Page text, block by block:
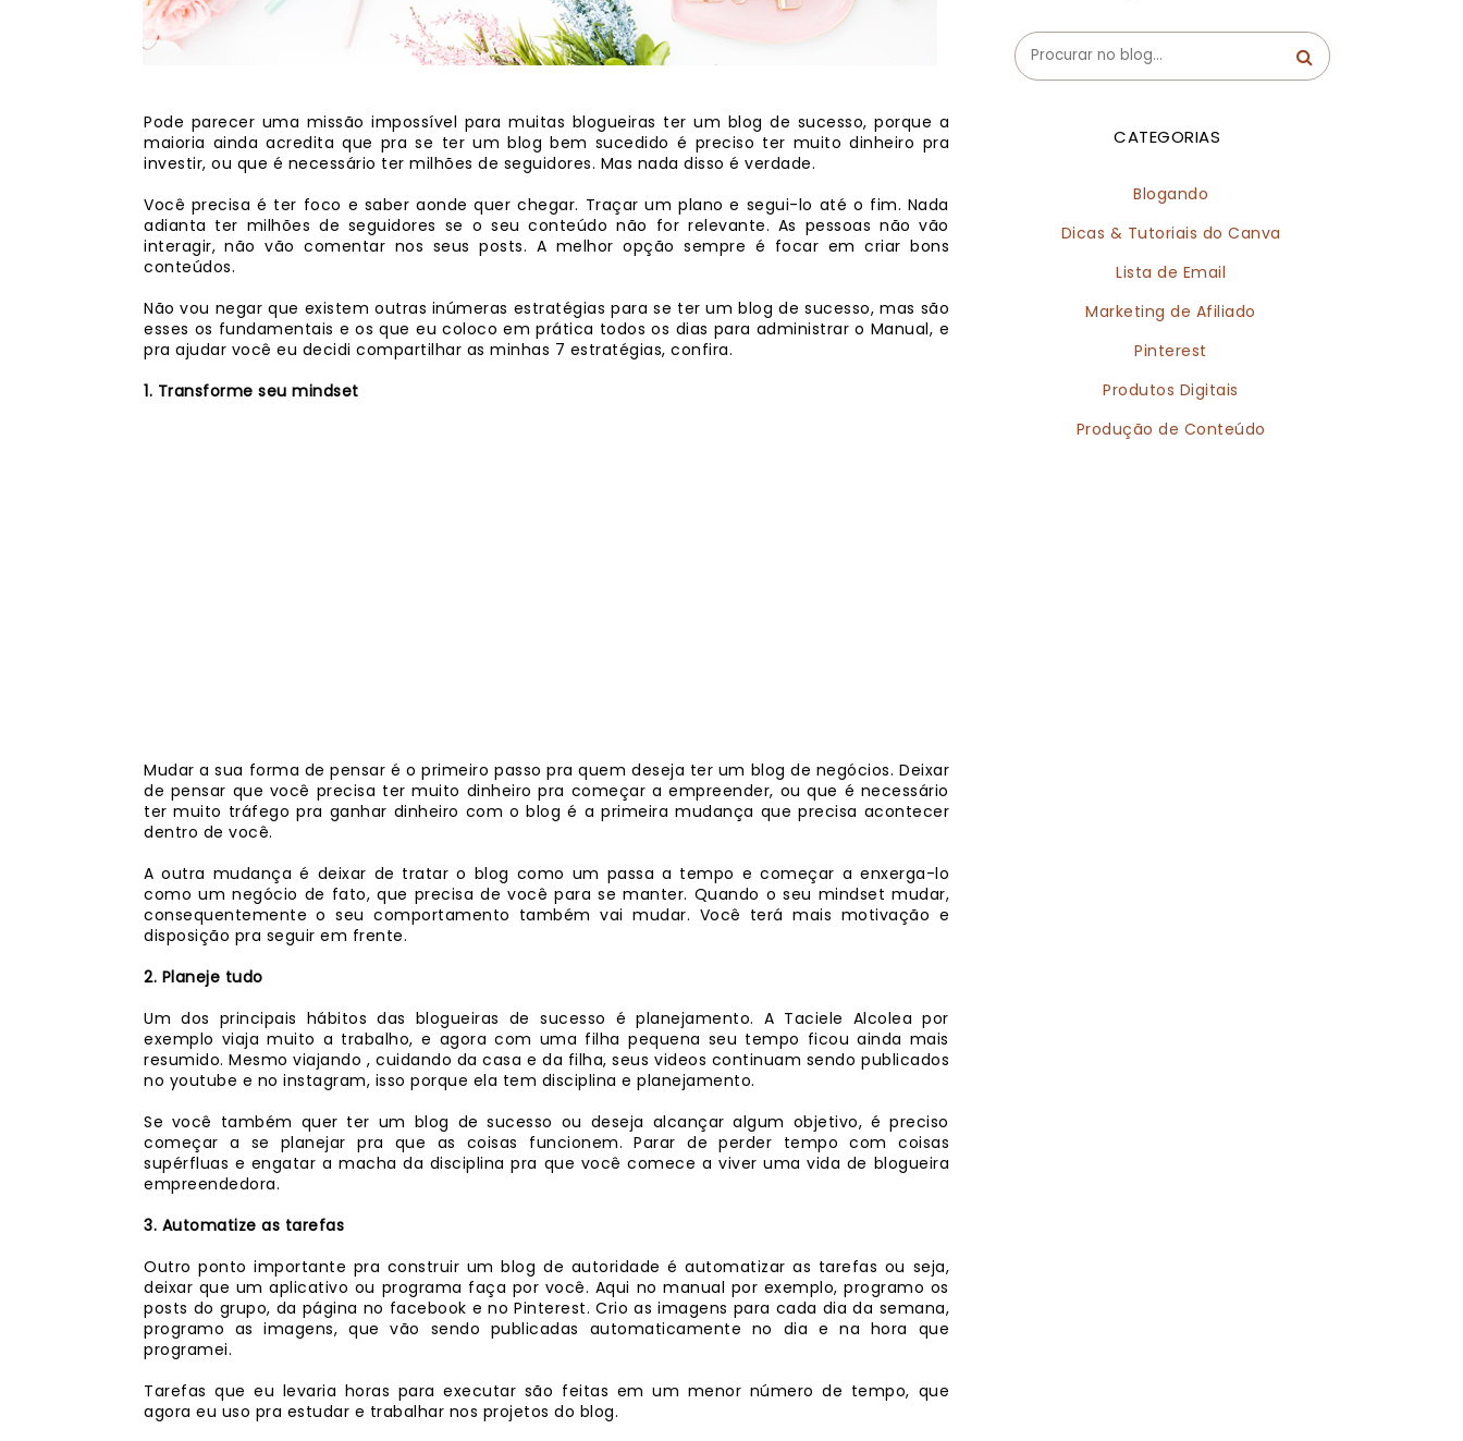
Pode parecer uma missão impossível para muitas blogueiras ter um blog de sucesso, porque a
maioria ainda acredita que pra se ter um blog bem sucedido é preciso ter muito dinheiro pra
investir, ou que é necessário ter milhões de seguidores. Mas nada disso é verdade.
Você precisa é ter foco e saber aonde quer chegar. Traçar um plano e segui-lo até o fim. Nada
adianta ter milhões de seguidores se o seu conteúdo não for relevante. As pessoas não vão
interagir, não vão comentar nos seus posts. A melhor opção sempre é focar em criar bons
conteúdos.
Não vou negar que existem outras inúmeras estratégias para se ter um blog de sucesso, mas são
esses os fundamentais e os que eu coloco em prática todos os dias para administrar o Manual, e
pra ajudar você eu decidi compartilhar as minhas 7 estratégias, confira.
1. Transforme seu mindset
Mudar a sua forma de pensar é o primeiro passo pra quem deseja ter um blog de negócios. Deixar
de pensar que você precisa ter muito dinheiro pra começar a empreender, ou que é necessário
ter muito tráfego pra ganhar dinheiro com o blog é a primeira mudança que precisa acontecer
dentro de você.
A outra mudança é deixar de tratar o blog como um passa a tempo e começar a enxerga-lo
como um negócio de fato, que precisa de você para se manter. Quando o seu mindset mudar,
consequentemente o seu comportamento também vai mudar. Você terá mais motivação e
disposição pra seguir em frente.
2. Planeje tudo
Um dos principais hábitos das blogueiras de sucesso é planejamento. A Taciele Alcolea por
exemplo viaja muito a trabalho, e agora com uma filha pequena seu tempo ficou ainda mais
resumido. Mesmo viajando , cuidando da casa e da filha, seus videos continuam sendo publicados
no youtube e no instagram, isso porque ela tem disciplina e planejamento.
Se você também quer ter um blog de sucesso ou deseja alcançar algum objetivo, é preciso
começar a se planejar pra que as coisas funcionem. Parar de perder tempo com coisas
supérfluas e engatar a macha da disciplina pra que você comece a viver uma vida de blogueira
empreendedora.
3. Automatize as tarefas
Outro ponto importante pra construir um blog de autoridade é automatizar as tarefas ou seja,
deixar que um aplicativo ou programa faça por você. Aqui no manual por exemplo, programo os
posts do grupo, da página no facebook e no Pinterest. Crio as imagens para cada dia da semana,
programo as imagens, que vão sendo publicadas automaticamente no dia e na hora que
programei.
Tarefas que eu levaria horas para executar são feitas em um menor número de tempo, que
agora eu uso pra estudar e trabalhar nos projetos do blog.
CATEGORIAS
Blogando
Dicas & Tutoriais do Canva
Lista de Email
Marketing de Afiliado
Pinterest
Produtos Digitais
Produção de Conteúdo